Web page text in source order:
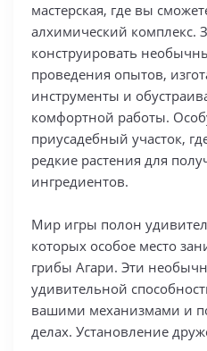
мастерская, где вы
алхимический комплекс.
конструировать
проведения опытов,
инструменты и
комфортной работы.
приусадебный участок,
редкие растения для
ингредиентов.
Мир игры полон
которых особое место
грибы Агари. Эти
удивительной
вашими механизмами и
делах. Установление